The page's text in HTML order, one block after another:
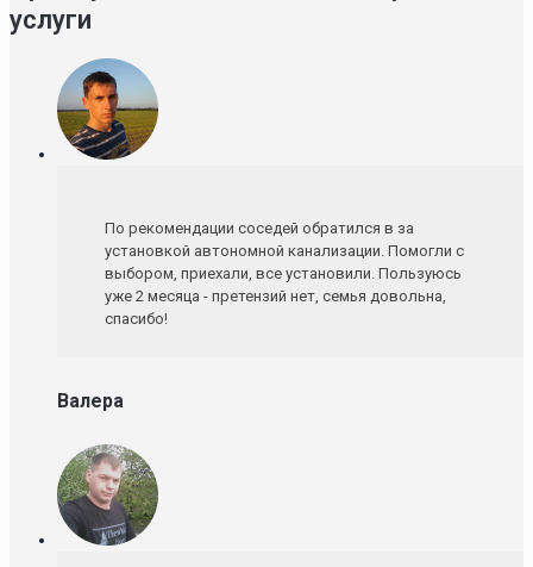
услуги
По рекомендации соседей обратился в за
установкой автономной канализации. Помогли с
выбором, приехали, все установили. Пользуюсь
уже 2 месяца - претензий нет, семья довольна,
спасибо!
Валера